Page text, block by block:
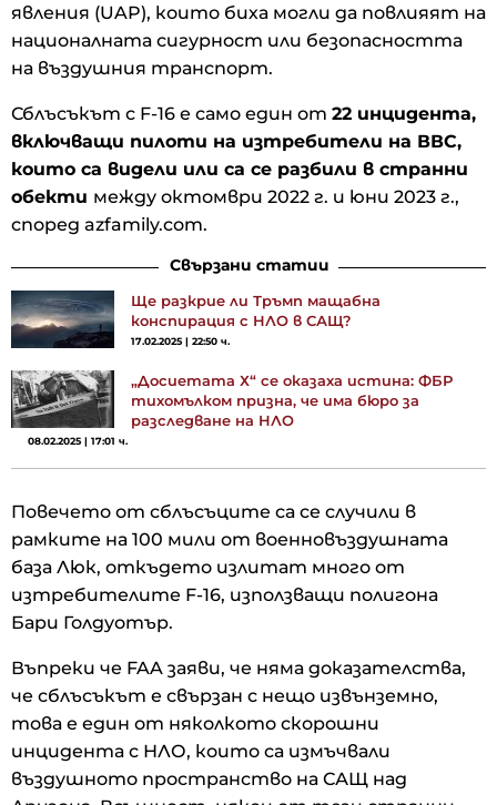
явления (UAP), които биха могли да повлияят на
националната сигурност или безопасността
на въздушния транспорт.
Сблъсъкът с F-16 е само един от 22 инцидента,
включващи пилоти на изтребители на ВВС,
които са видели или са се разбили в странни
обекти между октомври 2022 г. и юни 2023 г.,
според azfamily.com.
Свързани статии
Ще разкрие ли Тръмп мащабна
конспирация с НЛО в САЩ?
17.02.2025 | 22:50 ч.
„Досиетата Х“ се оказаха истина: ФБР
тихомълком призна, че има бюро за
разследване на НЛО
08.02.2025 | 17:01 ч.
Повечето от сблъсъците са се случили в
рамките на 100 мили от военновъздушната
база Люк, откъдето излитат много от
изтребителите F-16, използващи полигона
Бари Голдуотър.
Въпреки че FAA заяви, че няма доказателства,
че сблъсъкът е свързан с нещо извънземно,
това е един от няколкото скорошни
инцидента с НЛО, които са измъчвали
въздушното пространство на САЩ над